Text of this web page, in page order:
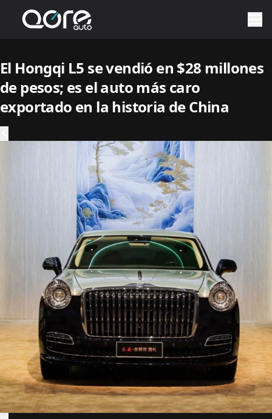
El Hongqi L5 se vendió en $28 millones
de pesos; es el auto más caro
exportado en la historia de China